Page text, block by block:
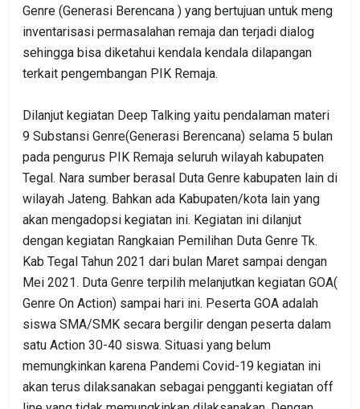
Genre (Generasi Berencana ) yang bertujuan untuk meng
inventarisasi permasalahan remaja dan terjadi dialog
sehingga bisa diketahui kendala kendala dilapangan
terkait pengembangan PIK Remaja.
Dilanjut kegiatan Deep Talking yaitu pendalaman materi
9 Substansi Genre(Generasi Berencana) selama 5 bulan
pada pengurus PIK Remaja seluruh wilayah kabupaten
Tegal. Nara sumber berasal Duta Genre kabupaten lain di
wilayah Jateng. Bahkan ada Kabupaten/kota lain yang
akan mengadopsi kegiatan ini. Kegiatan ini dilanjut
dengan kegiatan Rangkaian Pemilihan Duta Genre Tk.
Kab Tegal Tahun 2021 dari bulan Maret sampai dengan
Mei 2021. Duta Genre terpilih melanjutkan kegiatan GOA(
Genre On Action) sampai hari ini. Peserta GOA adalah
siswa SMA/SMK secara bergilir dengan peserta dalam
satu Action 30-40 siswa. Situasi yang belum
memungkinkan karena Pandemi Covid-19 kegiatan ini
akan terus dilaksanakan sebagai pengganti kegiatan off